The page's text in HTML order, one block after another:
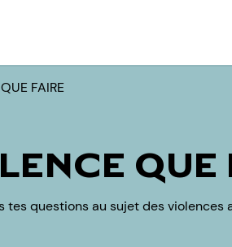
FAIRE
QUE
questions au sujet des violences